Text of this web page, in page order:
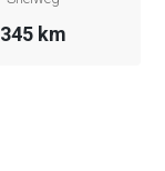
345 km